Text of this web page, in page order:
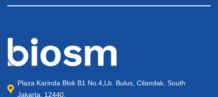
Plaza Karinda Blok B1 No.4,Lb. Bulus, Cilandak, South
Jakarta, 12440.